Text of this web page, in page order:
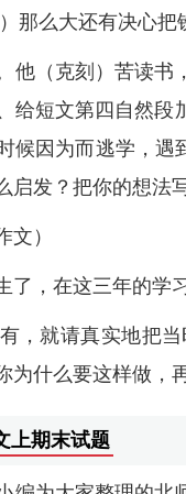
那么大还有决心
他（克刻）苦读
给短文第四自然
因为而逃学，遇
发？把你的想法
）
了，在这三年的学
，就请真实地把
什么要这样做，
上期末试题